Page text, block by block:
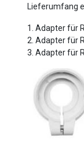
Lieferumfang
1. Adapter für
2. Adapter für
3. Adapter für